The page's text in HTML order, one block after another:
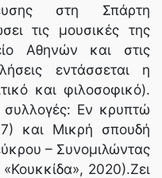
στη Σπάρτη
τις μουσικές της
Αθηνών και στις
εντάσσεται η
και φιλοσοφικό).
συλλογές: Εν κρυπτώ
και Μικρή σπουδή
– Συνομιλώντας
2020).Ζει